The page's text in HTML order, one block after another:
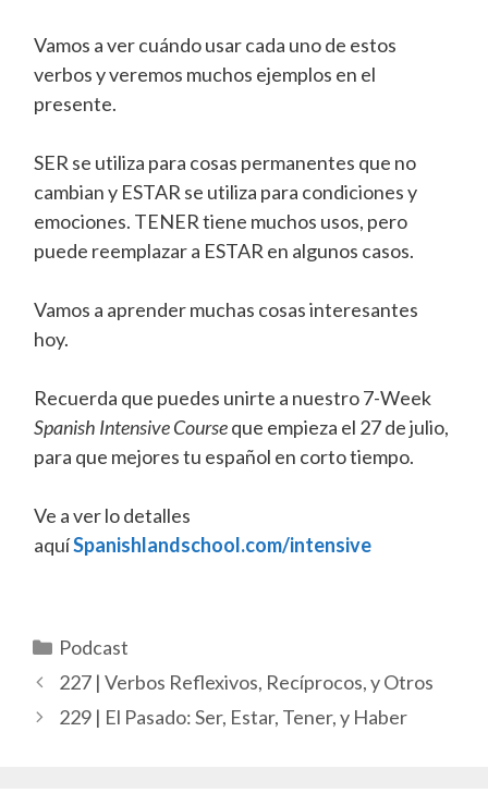
Vamos a ver cuándo usar cada uno de estos
verbos y veremos muchos ejemplos en el
presente.
SER se utiliza para cosas permanentes que no
cambian y ESTAR se utiliza para condiciones y
emociones. TENER tiene muchos usos, pero
puede reemplazar a ESTAR en algunos casos.
Vamos a aprender muchas cosas interesantes
hoy.
Recuerda que puedes unirte a nuestro 7-Week
Spanish Intensive Courseque empieza el 27 de julio,
para que mejores tu español en corto tiempo.
Ve a ver lo detalles
aquíSpanishlandschool.com/intensive
Categorías
Podcast
227 | Verbos Reflexivos, Recíprocos, y Otros
229 | El Pasado: Ser, Estar, Tener, y Haber